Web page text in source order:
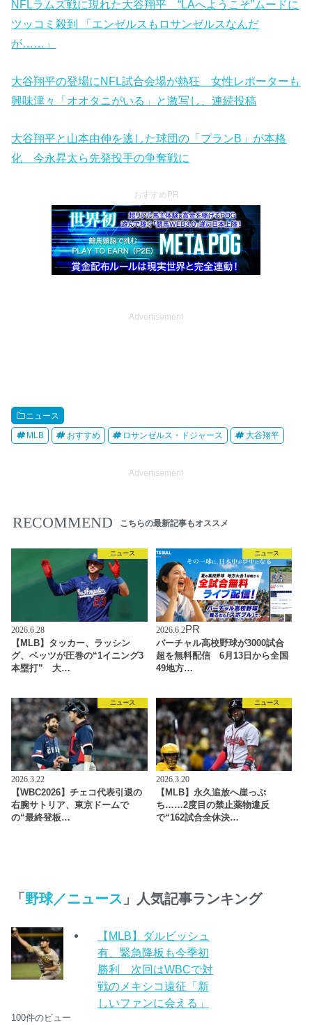
NFLラムズ戦に現れた大谷翔平 “LAへようこそ”ムードに
ツッコミ殺到 「エンゼルスもロサンゼルスなんだ
が……」
大谷翔平の登場にNFL試合会場が熱狂 女性レポーターも
興味津々「オオタニがいる」と激写し、連続投稿
大谷翔平と山本由伸を逃した球団の「プランB」が本格
化 今永昇太ら先発投手の争奪戦に
おすすめPR
Advertisement
ニュース
MLB おすすめ ロサンゼルス・ドジャース 大谷翔平
Advertisement
RECOMMEND こちらの最新記事もオススメ
ニュース
2026.6.28
【MLB】タッカー、ラッシン
グ、ベッツが圧巻の“1イニング3
本塁打” 大…
ニュース
2026.6.2PR
バーチャル高校野球が3000試合
超を無料配信 6月13日から全国
49地方…
ニュース
2026.3.22
【WBC2026】チェコ代表引退の
右腕サトリア、東京ドームで
の“最終登板…
ニュース
2026.3.20
【MLB】永久追放へ崖っぷ
ち……2度目の禁止薬物違反
で“162試合全休決…
「野球／ニュース 」人気記事ランキング
【MLB】ダルビッシュ
有、緊急降板も今季初
勝利 次回はWBCで対
戦のメキシコ遠征「新
しいファンに会える」
100件のビュー